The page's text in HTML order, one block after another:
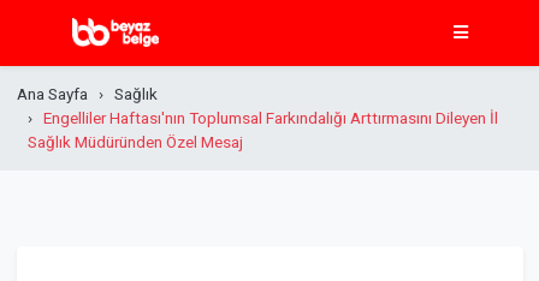
Ana Sayfa
Sağlık
Engelliler Haftası'nın Toplumsal Farkındalığı Arttırmasını Dileyen İl
Sağlık Müdüründen Özel Mesaj